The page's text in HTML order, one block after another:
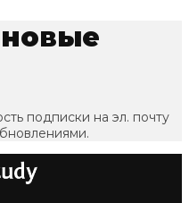
подписки на эл. почту